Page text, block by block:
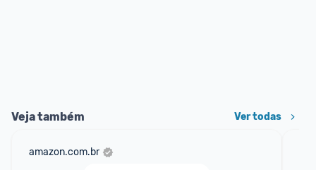
Veja também Ver todas
amazon.com.br